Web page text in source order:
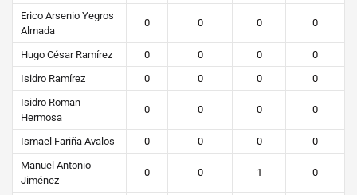
Erico Arsenio Yegros
Almada
0 0 0 0
Hugo César Ramírez 0 0 0
0
Isidro Ramírez
0 0 0
0
Isidro Roman
Hermosa
0 0 0 0
Ismael Fariña Avalos 0 0 0
0
Manuel Antonio
Jiménez
0 0 1 0